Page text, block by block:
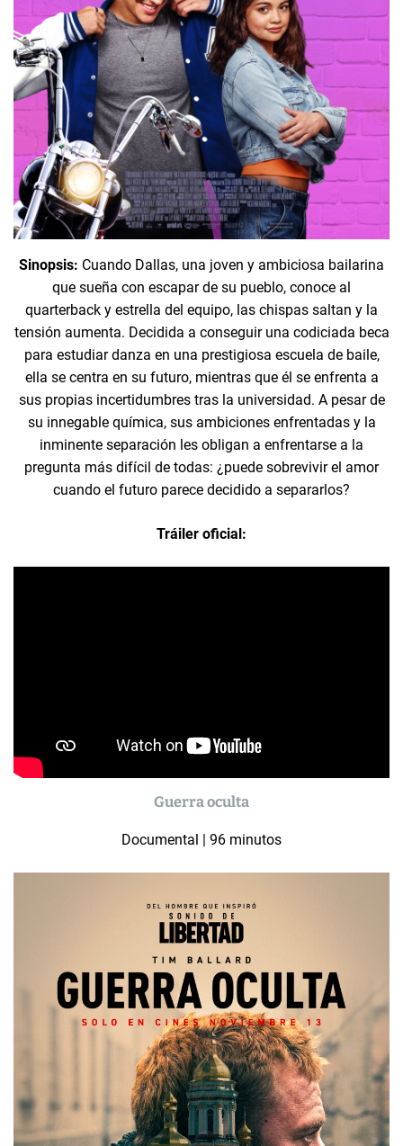
Sinopsis: Cuando Dallas, una joven y ambiciosa bailarina
que sueña con escapar de su pueblo, conoce al
quarterback y estrella del equipo, las chispas saltan y la
tensión aumenta. Decidida a conseguir una codiciada beca
para estudiar danza en una prestigiosa escuela de baile,
ella se centra en su futuro, mientras que él se enfrenta a
sus propias incertidumbres tras la universidad. A pesar de
su innegable química, sus ambiciones enfrentadas y la
inminente separación les obligan a enfrentarse a la
pregunta más difícil de todas: ¿puede sobrevivir el amor
cuando el futuro parece decidido a separarlos?
Tráiler oficial:
Guerra oculta
Documental | 96 minutos